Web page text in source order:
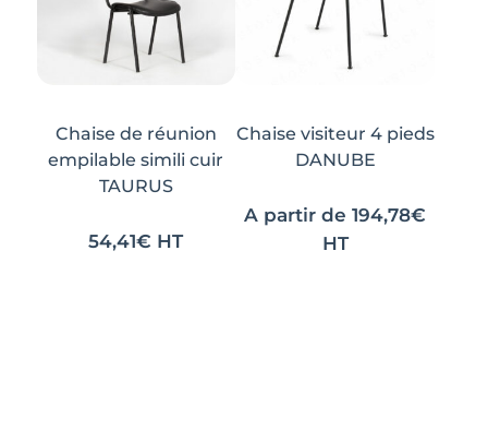
choisies
sur
la
du
produit
choisies
sur
la
du
produit
Chaise de réunion
empilable simili cuir
TAURUS
54,41€ HT
Chaise visiteur 4 pieds
DANUBE
A partir de 194,78€
HT